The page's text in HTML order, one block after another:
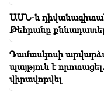
Ինչպես բոլոր
փորձում է
բոլոր
16:59
Դատավորը
ԱՄՆ-ն
Թեհրանը
Դամասկոսի
պայթյուն է
վիրավորվել